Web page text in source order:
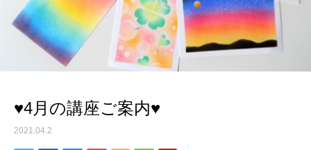
♥4月の講座ご案内♥
2021.04.2